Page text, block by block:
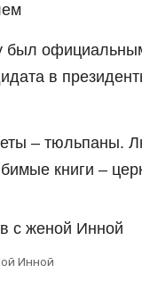
был
в
– тюльпаны.
книги –
Инной